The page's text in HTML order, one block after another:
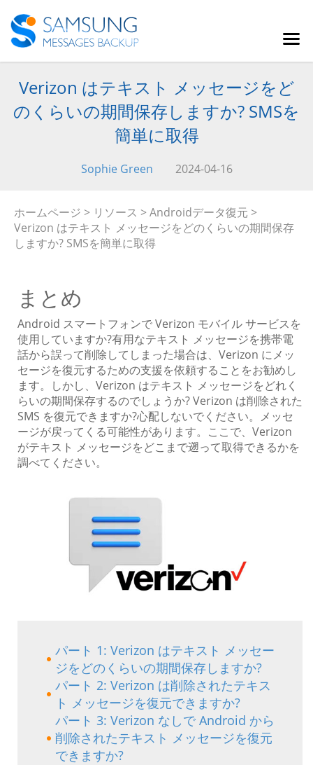
Verizon はテキスト メッセージをど
のくらいの期間保存しますか? SMSを
簡単に取得
Sophie Green 2024-04-16
ホームページ > リソース >Androidデータ復元 >
Verizon はテキスト メッセージをどのくらいの期間保存
しますか? SMSを簡単に取得
まとめ
Android スマートフォンで Verizon モバイル サービスを
使用していますか?有用なテキスト メッセージを携帯電
話から誤って削除してしまった場合は、Verizon にメッ
セージを復元するための支援を依頼することをお勧めし
ます。しかし、Verizon はテキスト メッセージをどれく
らいの期間保存するのでしょうか? Verizon は削除された
SMS を復元できますか?心配しないでください。メッセ
ージが戻ってくる可能性があります。ここで、Verizon
がテキスト メッセージをどこまで遡って取得できるかを
調べてください。
パート 1: Verizon はテキスト メッセー
ジをどのくらいの期間保存しますか?
パート 2: Verizon は削除されたテキス
ト メッセージを復元できますか?
パート 3: Verizon なしで Android から
削除されたテキスト メッセージを復元
できますか?